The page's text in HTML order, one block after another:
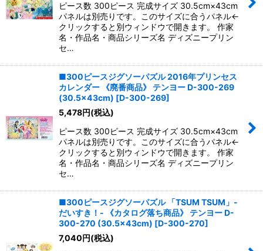
ピース数 300ピース 完成サイズ 30.5cm×43cm
パネルは別売りです。このサイズに合うパネル←
クリックすると別ウィンドウで開きます。 作家
名・作品名・商品シリーズ名 ディズニープリン
セ…
■300ピースジグソーパズル 2016年プリンセス
カレンダー 《廃番商品》 テンヨー D-300-269
(30.5×43cm) [D-300-269]
5,478円(税込)
ピース数 300ピース 完成サイズ 30.5cm×43cm
パネルは別売りです。このサイズに合うパネル←
クリックすると別ウィンドウで開きます。 作家
名・作品名・商品シリーズ名 ディズニープリン
セ…
■300ピースジグソーパズル 「TSUM TSUM」-
だいすき！- 《カタログ落ち商品》 テンヨー D-
300-270 (30.5×43cm) [D-300-270]
7,040円(税込)